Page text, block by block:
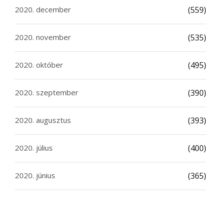
2020. december (559)
2020. november (535)
2020. október (495)
2020. szeptember (390)
2020. augusztus (393)
2020. július (400)
2020. június (365)